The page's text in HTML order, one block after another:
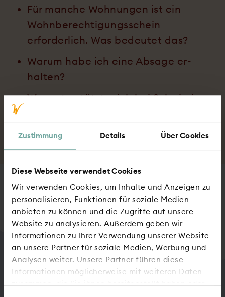
Zustimmung Details Über Cookies
Diese Webseite verwendet Cookies
Wir verwenden Cookies, um Inhalte und Anzeigen zu
personalisieren, Funktionen für soziale Medien
anbieten zu können und die Zugriffe auf unsere
Website zu analysieren. Außerdem geben wir
Informationen zu Ihrer Verwendung unserer Website
an unsere Partner für soziale Medien, Werbung und
Analysen weiter. Unsere Partner führen diese
Informationen möglicherweise mit weiteren Daten
zusammen, die Sie ihnen bereitgestellt haben oder
Für manche Wohnungen ist ein
Wohn­berechtigungs­schein
erforderlich. Was bedeutet das?
Warum habe ich eine Ab­sage er­
halten?
Wer unterstützt mich bei Schwierig­
Sie haben eine andere Frage?
Zum Kontaktformular